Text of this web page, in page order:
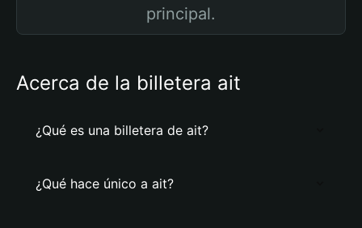
principal.
Acerca de la billetera ait
¿Qué es una billetera de ait?
¿Qué hace único a ait?